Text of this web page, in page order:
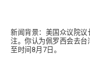
新闻背景：美国众议院
注。你认为佩罗西会去
至时间8月7日。